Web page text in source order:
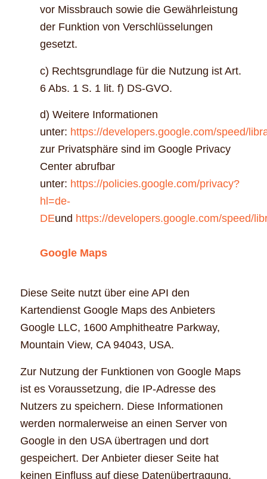
vor Missbrauch sowie die Gewährleistung
der Funktion von Verschlüsselungen
gesetzt.
c) Rechtsgrundlage für die Nutzung ist Art.
6 Abs. 1 S. 1 lit. f) DS-GVO.
d) Weitere Informationen
unter: https://developers.google.com/speed/
zur Privatsphäre sind im Google Privacy
Center abrufbar
unter: https://policies.google.com/privacy?
hl=de-
DEund https://developers.google.com/speed/
Google Maps
Diese Seite nutzt über eine API den
Kartendienst Google Maps des Anbieters
Google LLC, 1600 Amphitheatre Parkway,
Mountain View, CA 94043, USA.
Zur Nutzung der Funktionen von Google Maps
ist es Voraussetzung, die IP-Adresse des
Nutzers zu speichern. Diese Informationen
werden normalerweise an einen Server von
Google in den USA übertragen und dort
gespeichert. Der Anbieter dieser Seite hat
keinen Einfluss auf diese Datenübertragung.